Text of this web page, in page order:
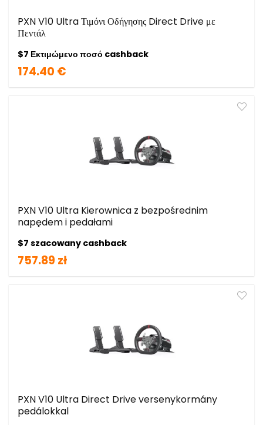
PXN V10 Ultra Τιμόνι Οδήγησης Direct Drive με
Πεντάλ
$7 Εκτιμώμενο ποσό cashback
174.40 €
PXN V10 Ultra Kierownica z bezpośrednim
napędem i pedałami
$7 szacowany cashback
757.89 zł
PXN V10 Ultra Direct Drive versenykormány
pedálokkal